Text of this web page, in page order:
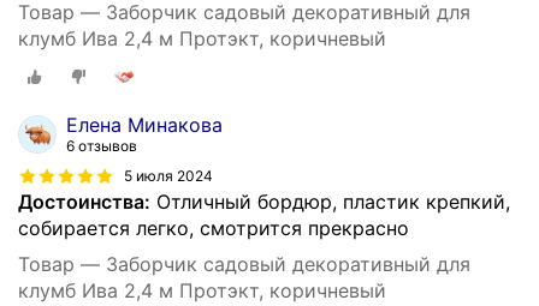
Товар — Заборчик садовый декоративный для
клумб Ива 2,4 м Протэкт, коричневый
Елена Минакова
6 отзывов
5 июля 2024
Достоинства: Отличный бордюр, пластик крепкий,
собирается легко, смотрится прекрасно
Товар — Заборчик садовый декоративный для
клумб Ива 2,4 м Протэкт, коричневый